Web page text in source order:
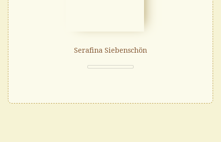
Serafina Siebenschön